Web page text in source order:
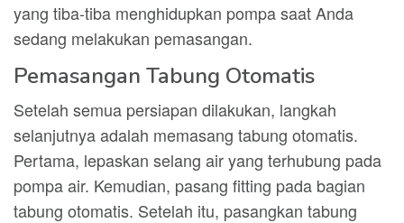
yang tiba-tiba menghidupkan pompa saat Anda
sedang melakukan pemasangan.
Pemasangan Tabung Otomatis
Setelah semua persiapan dilakukan, langkah
selanjutnya adalah memasang tabung otomatis.
Pertama, lepaskan selang air yang terhubung pada
pompa air. Kemudian, pasang fitting pada bagian
tabung otomatis. Setelah itu, pasangkan tabung